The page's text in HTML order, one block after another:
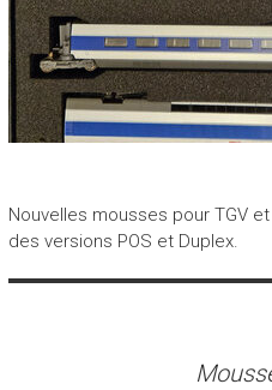
Nouvelles mousses pour TGV
des versions POS et Duplex.